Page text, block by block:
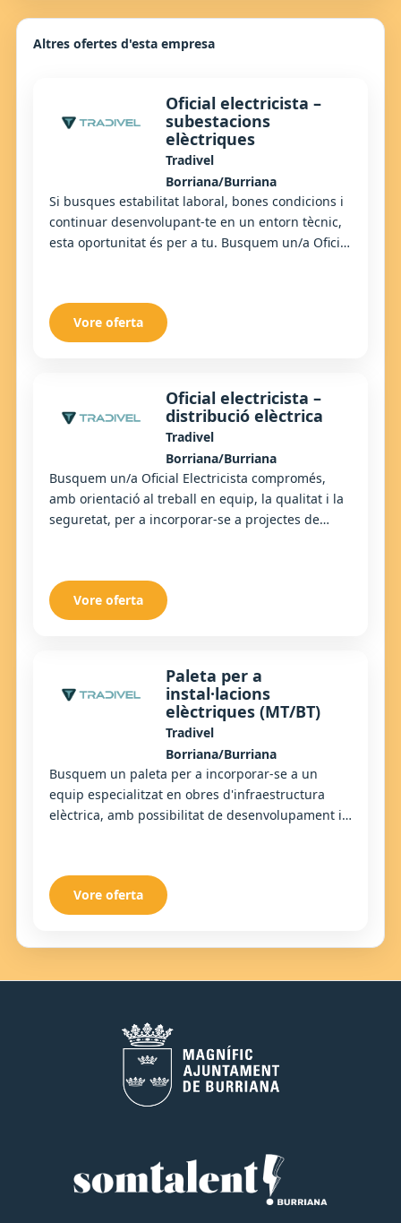
Altres ofertes d'esta empresa
Oficial electricista –
subestacions
elèctriques
Tradivel
Borriana/Burriana
Si busques estabilitat laboral, bones condicions i
continuar desenvolupant-te en un entorn tècnic,
esta oportunitat és per a tu. Busquem un/a Oficial
Vore oferta
Oficial electricista –
distribució elèctrica
Tradivel
Borriana/Burriana
Busquem un/a Oficial Electricista compromés,
amb orientació al treball en equip, la qualitat i la
seguretat, per a incorporar-se a projectes de
Vore oferta
Paleta per a
instal·lacions
elèctriques (MT/BT)
Tradivel
Borriana/Burriana
Busquem un paleta per a incorporar-se a un
equip especialitzat en obres d'infraestructura
elèctrica, amb possibilitat de desenvolupament i
Vore oferta